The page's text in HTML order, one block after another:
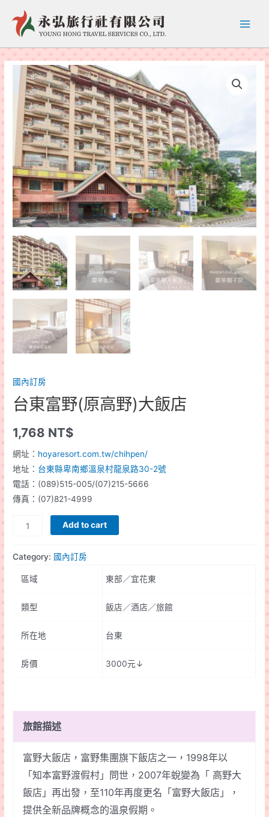
國內訂房
台東富野(原高野)大飯店
1,768 NT$
網址： hoyaresort.com.tw/chihpen/
地址： 台東縣卑南鄉溫泉村龍泉路30-2號
電話：(089)515-005/(07)215-5666
傳真：(07)821-4999
富
(原
野)
Add to cart
Category: 國內訂房
區域 東部／宜花東
類型 飯店／酒店／旅館
所在地 台東
房價 3000元↓
旅館描述
富野大飯店，富野集團旗下飯店之一，1998年以
「知本富野渡假村」問世，2007年蛻變為「 高野大
飯店」再出發，至110年再度更名「富野大飯店」，
提供全新品牌概念的溫泉假期。